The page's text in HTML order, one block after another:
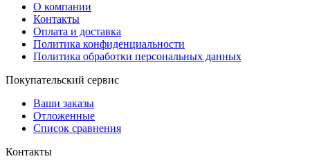
О компании
Контакты
Оплата и доставка
Политика конфиденциальности
Политика обработки персональных данных
Покупательский сервис
Ваши заказы
Отложенные
Список сравнения
Контакты